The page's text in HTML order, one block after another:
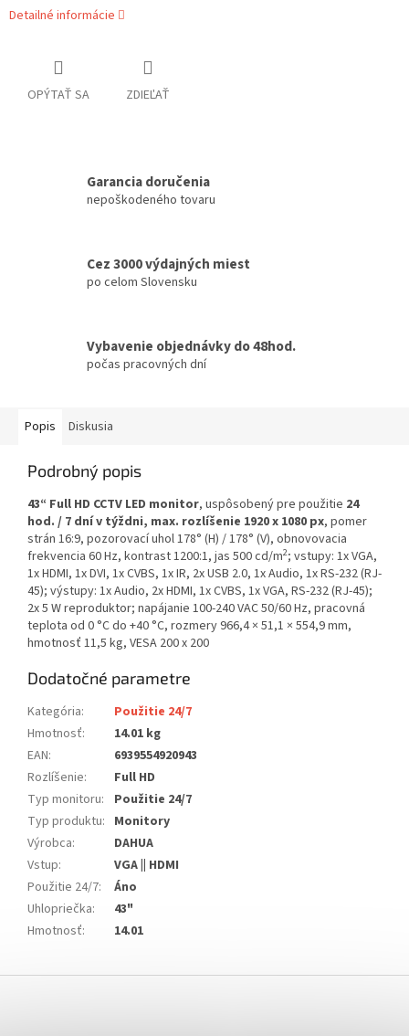
Detailné informácie
OPÝTAŤ SA ZDIEĽAŤ
Garancia doručenia
nepoškodeného tovaru
Cez 3000 výdajných miest
po celom Slovensku
Vybavenie objednávky do 48hod.
počas pracovných dní
Popis Diskusia
Podrobný popis
43“ Full HD CCTV LED monitor, uspôsobený pre použitie 24
hod. / 7 dní v týždni, max. rozlíšenie 1920 x 1080 px, pomer
strán 16:9, pozorovací uhol 178° (H) / 178° (V), obnovovacia
frekvencia 60 Hz, kontrast 1200:1, jas 500 cd/m2; vstupy: 1x VGA,
1x HDMI, 1x DVI, 1x CVBS, 1x IR, 2x USB 2.0, 1x Audio, 1x RS-232 (RJ-
45); výstupy: 1x Audio, 2x HDMI, 1x CVBS, 1x VGA, RS-232 (RJ-45);
2x 5 W reproduktor; napájanie 100-240 VAC 50/60 Hz, pracovná
teplota od 0 °C do +40 °C, rozmery 966,4 × 51,1 × 554,9 mm,
hmotnosť 11,5 kg, VESA 200 x 200
Dodatočné parametre
Kategória:
Použitie 24/7
Hmotnosť:
14.01 kg
EAN:
6939554920943
Rozlíšenie:
Full HD
Typ monitoru:
Použitie 24/7
Typ produktu: Monitory
Výrobca:
DAHUA
Vstup:
VGA || HDMI
Použitie 24/7:
Áno
Uhlopriečka:
43"
Hmotnosť: 14.01